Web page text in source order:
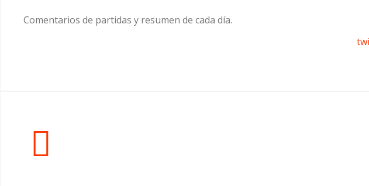
Comentarios de partidas y resumen de cada día.